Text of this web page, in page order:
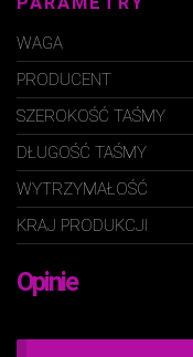
WAGA
PRODUCENT
SZEROKOŚĆ TAŚMY
DŁUGOŚĆ TAŚMY
WYTRZYMAŁOŚĆ
KRAJ PRODUKCJI
Opinie